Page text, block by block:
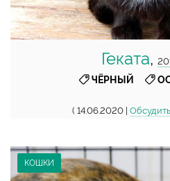
Геката,
ЧЁРНЫЙ
( 14.06.2020 | Обсудить
КОШКИ